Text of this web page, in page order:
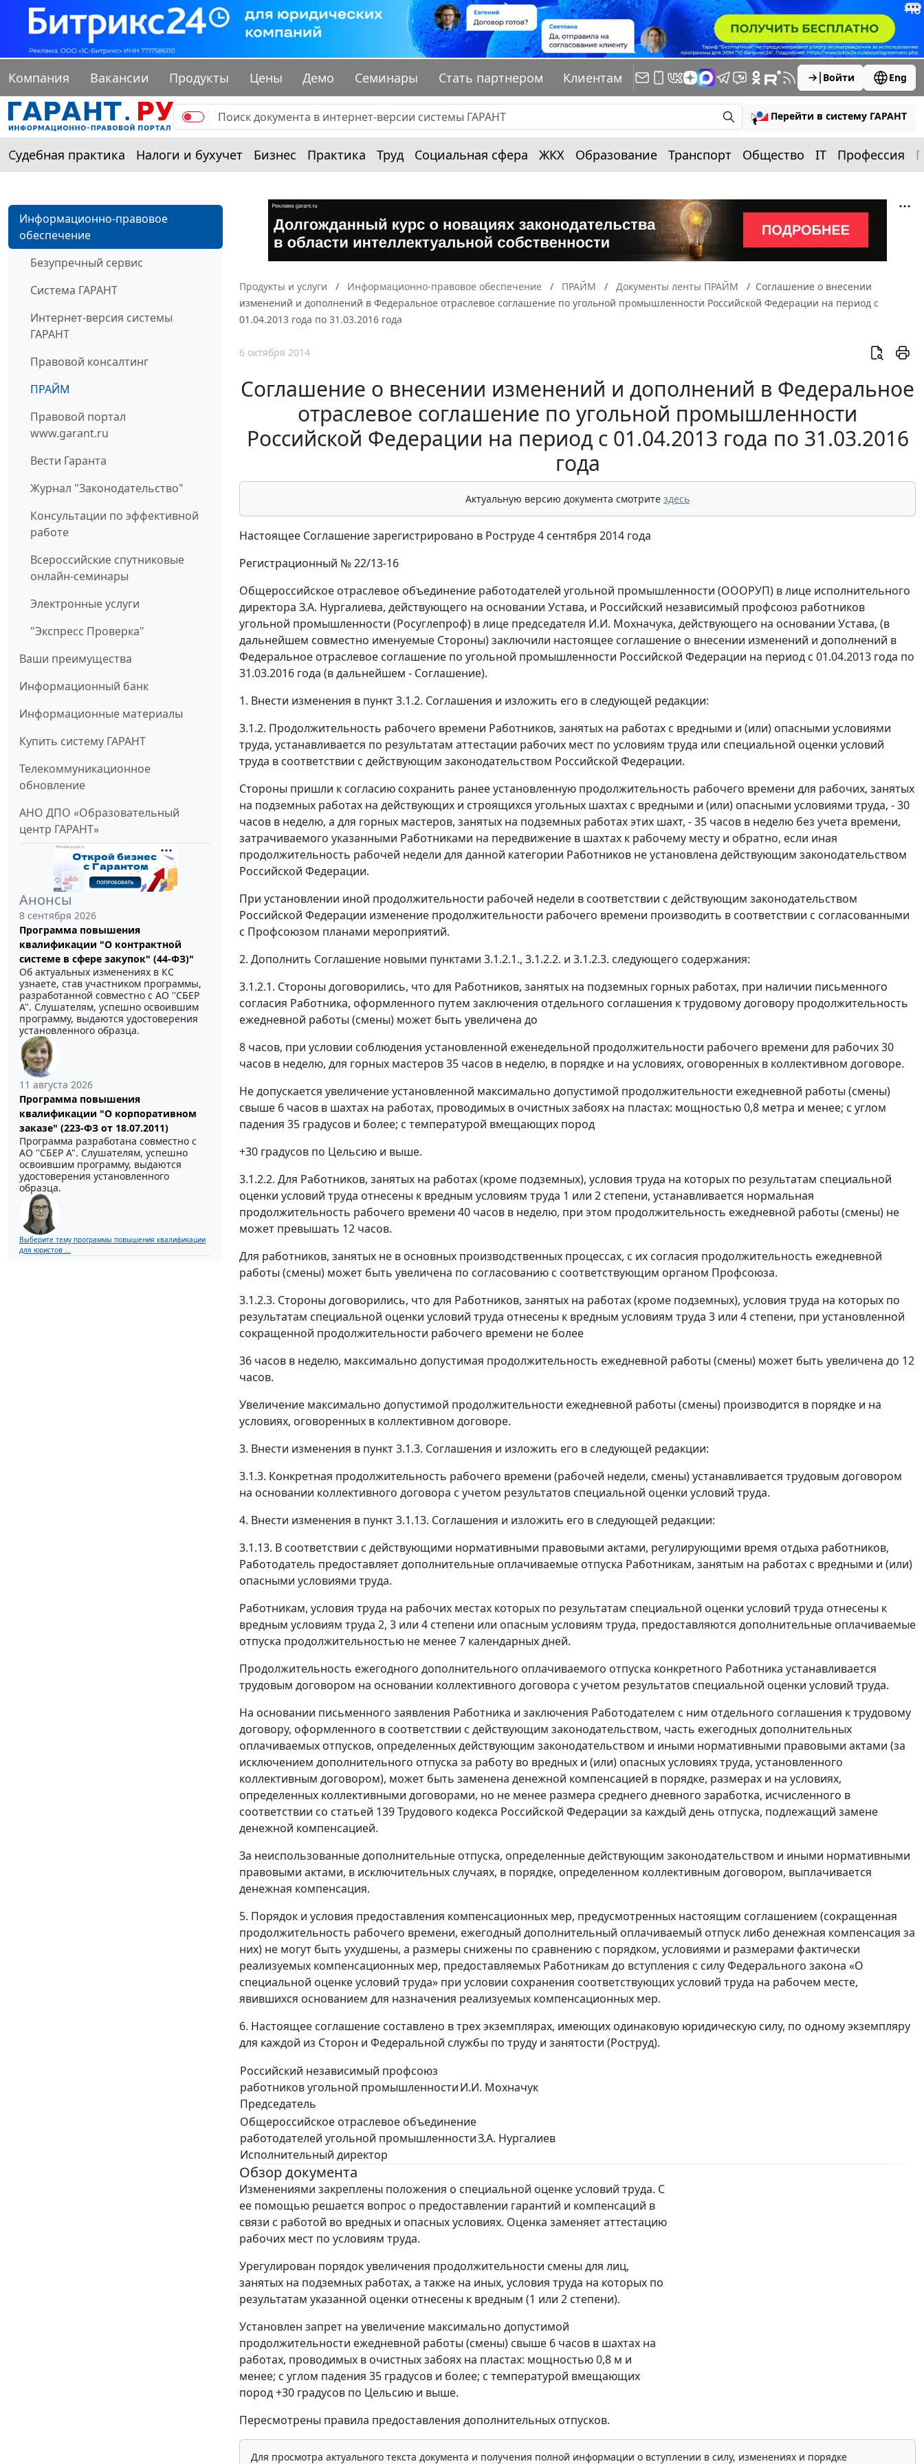
Компания Вакансии Продукты Цены Демо Семинары Стать партнером Клиентам Войти Eng
Перейти в систему ГАРАНТ
Судебная практика Налоги и бухучет Бизнес Практика Труд Социальная сфера ЖКХ Образование Транспорт Общество IT Профессия
Информационно-правовое
обеспечение
Безупречный сервис
Система ГАРАНТ
Интернет-версия системы
ГАРАНТ
Правовой консалтинг
ПРАЙМ
Правовой портал
www.garant.ru
Вести Гаранта
Журнал "Законодательство"
Консультации по эффективной
работе
Всероссийские спутниковые
онлайн-семинары
Электронные услуги
"Экспресс Проверка"
Ваши преимущества
Информационный банк
Информационные материалы
Купить систему ГАРАНТ
Телекоммуникационное
обновление
АНО ДПО «Образовательный
центр ГАРАНТ»
Анонсы
8 сентября 2026
Программа повышения
квалификации "О контрактной
системе в сфере закупок" (44-ФЗ)"
Об актуальных изменениях в КС
узнаете, став участником программы,
разработанной совместно с АО ''СБЕР
А". Слушателям, успешно освоившим
программу, выдаются удостоверения
установленного образца.
11 августа 2026
Программа повышения
квалификации "О корпоративном
заказе" (223-ФЗ от 18.07.2011)
Программа разработана совместно с
АО ''СБЕР А". Слушателям, успешно
освоившим программу, выдаются
удостоверения установленного
образца.
Выберите тему программы повышения квалификации
для юристов ...
Продукты и услуги Информационно-правовое обеспечение ПРАЙМ Документы ленты ПРАЙМ
Соглашение о внесении
изменений и дополнений в Федеральное отраслевое соглашение по угольной промышленности Российской Федерации на период с
01.04.2013 года по 31.03.2016 года
6 октября 2014
Соглашение о внесении изменений и дополнений в Федеральное
отраслевое соглашение по угольной промышленности
Российской Федерации на период с 01.04.2013 года по 31.03.2016
года
Актуальную версию документа смотрите здесь
Настоящее Соглашение зарегистрировано в Роструде 4 сентября 2014 года
Регистрационный № 22/13-16
Общероссийское отраслевое объединение работодателей угольной промышленности (ОООРУП) в лице исполнительного
директора З.А. Нургалиева, действующего на основании Устава, и Российский независимый профсоюз работников
угольной промышленности (Росуглепроф) в лице председателя И.И. Мохначука, действующего на основании Устава, (в
дальнейшем совместно именуемые Стороны) заключили настоящее соглашение о внесении изменений и дополнений в
Федеральное отраслевое соглашение по угольной промышленности Российской Федерации на период с 01.04.2013 года по
31.03.2016 года (в дальнейшем - Соглашение).
1. Внести изменения в пункт 3.1.2. Соглашения и изложить его в следующей редакции:
3.1.2. Продолжительность рабочего времени Работников, занятых на работах с вредными и (или) опасными условиями
труда, устанавливается по результатам аттестации рабочих мест по условиям труда или специальной оценки условий
труда в соответствии с действующим законодательством Российской Федерации.
Стороны пришли к согласию сохранить ранее установленную продолжительность рабочего времени для рабочих, занятых
на подземных работах на действующих и строящихся угольных шахтах с вредными и (или) опасными условиями труда, - 30
часов в неделю, а для горных мастеров, занятых на подземных работах этих шахт, - 35 часов в неделю без учета времени,
затрачиваемого указанными Работниками на передвижение в шахтах к рабочему месту и обратно, если иная
продолжительность рабочей недели для данной категории Работников не установлена действующим законодательством
Российской Федерации.
При установлении иной продолжительности рабочей недели в соответствии с действующим законодательством
Российской Федерации изменение продолжительности рабочего времени производить в соответствии с согласованными
с Профсоюзом планами мероприятий.
2. Дополнить Соглашение новыми пунктами 3.1.2.1., 3.1.2.2. и 3.1.2.3. следующего содержания:
3.1.2.1. Стороны договорились, что для Работников, занятых на подземных горных работах, при наличии письменного
согласия Работника, оформленного путем заключения отдельного соглашения к трудовому договору продолжительность
ежедневной работы (смены) может быть увеличена до
8 часов, при условии соблюдения установленной еженедельной продолжительности рабочего времени для рабочих 30
часов в неделю, для горных мастеров 35 часов в неделю, в порядке и на условиях, оговоренных в коллективном договоре.
Не допускается увеличение установленной максимально допустимой продолжительности ежедневной работы (смены)
свыше 6 часов в шахтах на работах, проводимых в очистных забоях на пластах: мощностью 0,8 метра и менее; с углом
падения 35 градусов и более; с температурой вмещающих пород
+30 градусов по Цельсию и выше.
3.1.2.2. Для Работников, занятых на работах (кроме подземных), условия труда на которых по результатам специальной
оценки условий труда отнесены к вредным условиям труда 1 или 2 степени, устанавливается нормальная
продолжительность рабочего времени 40 часов в неделю, при этом продолжительность ежедневной работы (смены) не
может превышать 12 часов.
Для работников, занятых не в основных производственных процессах, с их согласия продолжительность ежедневной
работы (смены) может быть увеличена по согласованию с соответствующим органом Профсоюза.
3.1.2.3. Стороны договорились, что для Работников, занятых на работах (кроме подземных), условия труда на которых по
результатам специальной оценки условий труда отнесены к вредным условиям труда 3 или 4 степени, при установленной
сокращенной продолжительности рабочего времени не более
36 часов в неделю, максимально допустимая продолжительность ежедневной работы (смены) может быть увеличена до 12
часов.
Увеличение максимально допустимой продолжительности ежедневной работы (смены) производится в порядке и на
условиях, оговоренных в коллективном договоре.
3. Внести изменения в пункт 3.1.3. Соглашения и изложить его в следующей редакции:
3.1.3. Конкретная продолжительность рабочего времени (рабочей недели, смены) устанавливается трудовым договором
на основании коллективного договора с учетом результатов специальной оценки условий труда.
4. Внести изменения в пункт 3.1.13. Соглашения и изложить его в следующей редакции:
3.1.13. В соответствии с действующими нормативными правовыми актами, регулирующими время отдыха работников,
Работодатель предоставляет дополнительные оплачиваемые отпуска Работникам, занятым на работах с вредными и (или)
опасными условиями труда.
Работникам, условия труда на рабочих местах которых по результатам специальной оценки условий труда отнесены к
вредным условиям труда 2, 3 или 4 степени или опасным условиям труда, предоставляются дополнительные оплачиваемые
отпуска продолжительностью не менее 7 календарных дней.
Продолжительность ежегодного дополнительного оплачиваемого отпуска конкретного Работника устанавливается
трудовым договором на основании коллективного договора с учетом результатов специальной оценки условий труда.
На основании письменного заявления Работника и заключения Работодателем с ним отдельного соглашения к трудовому
договору, оформленного в соответствии с действующим законодательством, часть ежегодных дополнительных
оплачиваемых отпусков, определенных действующим законодательством и иными нормативными правовыми актами (за
исключением дополнительного отпуска за работу во вредных и (или) опасных условиях труда, установленного
коллективным договором), может быть заменена денежной компенсацией в порядке, размерах и на условиях,
определенных коллективными договорами, но не менее размера среднего дневного заработка, исчисленного в
соответствии со статьей 139 Трудового кодекса Российской Федерации за каждый день отпуска, подлежащий замене
денежной компенсацией.
За неиспользованные дополнительные отпуска, определенные действующим законодательством и иными нормативными
правовыми актами, в исключительных случаях, в порядке, определенном коллективным договором, выплачивается
денежная компенсация.
5. Порядок и условия предоставления компенсационных мер, предусмотренных настоящим соглашением (сокращенная
продолжительность рабочего времени, ежегодный дополнительный оплачиваемый отпуск либо денежная компенсация за
них) не могут быть ухудшены, а размеры снижены по сравнению с порядком, условиями и размерами фактически
реализуемых компенсационных мер, предоставляемых Работникам до вступления с силу Федерального закона «О
специальной оценке условий труда» при условии сохранения соответствующих условий труда на рабочем месте,
явившихся основанием для назначения реализуемых компенсационных мер.
6. Настоящее соглашение составлено в трех экземплярах, имеющих одинаковую юридическую силу, по одному экземпляру
для каждой из Сторон и Федеральной службы по труду и занятости (Роструд).
Российский независимый профсоюз
работников угольной промышленности
Председатель
И.И. Мохначук
Общероссийское отраслевое объединение
работодателей угольной промышленности
Исполнительный директор
З.А. Нургалиев
Обзор документа
Изменениями закреплены положения о специальной оценке условий труда. С
ее помощью решается вопрос о предоставлении гарантий и компенсаций в
связи с работой во вредных и опасных условиях. Оценка заменяет аттестацию
рабочих мест по условиям труда.
Урегулирован порядок увеличения продолжительности смены для лиц,
занятых на подземных работах, а также на иных, условия труда на которых по
результатам указанной оценки отнесены к вредным (1 или 2 степени).
Установлен запрет на увеличение максимально допустимой
продолжительности ежедневной работы (смены) свыше 6 часов в шахтах на
работах, проводимых в очистных забоях на пластах: мощностью 0,8 м и
менее; с углом падения 35 градусов и более; с температурой вмещающих
пород +30 градусов по Цельсию и выше.
Пересмотрены правила предоставления дополнительных отпусков.
Для просмотра актуального текста документа и получения полной информации о вступлении в силу, изменениях и порядке